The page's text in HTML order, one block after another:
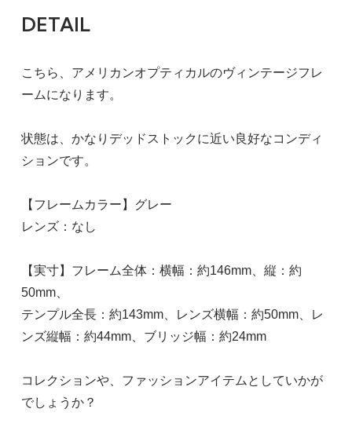
DETAIL
こちら、アメリカンオプティカルのヴィンテージフレ
ームになります。
状態は、かなりデッドストックに近い良好なコンディ
ションです。
【フレームカラー】グレー
レンズ：なし
【実寸】フレーム全体：横幅：約146mm、縦：約
50mm、
テンプル全長：約143mm、レンズ横幅：約50mm、レ
ンズ縦幅：約44mm、ブリッジ幅：約24mm
コレクションや、ファッションアイテムとしていかが
でしょうか？